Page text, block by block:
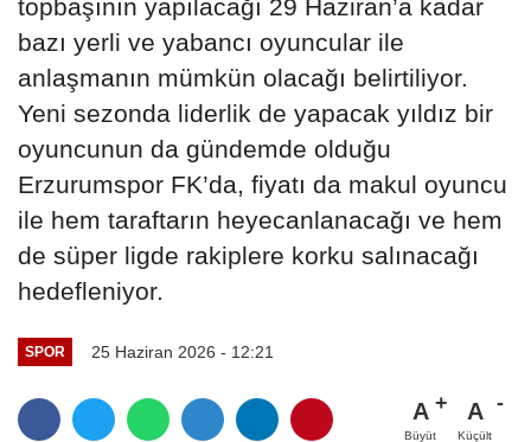
topbaşının yapılacağı 29 Haziran’a kadar
bazı yerli ve yabancı oyuncular ile
anlaşmanın mümkün olacağı belirtiliyor.
Yeni sezonda liderlik de yapacak yıldız bir
oyuncunun da gündemde olduğu
Erzurumspor FK’da, fiyatı da makul oyuncu
ile hem taraftarın heyecanlanacağı ve hem
de süper ligde rakiplere korku salınacağı
hedefleniyor.
SPOR 25 Haziran 2026 - 12:21
A
Büyüt
A
Küçült